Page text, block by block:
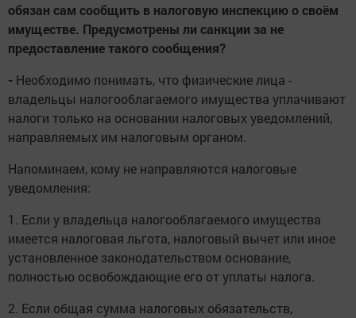
обязан сам сообщить в налоговую инспекцию о своём
имуществе. Предусмотрены ли санкции за не
предоставление такого сообщения?
- Необходимо понимать, что физические лица -
владельцы налогооблагаемого имущества уплачивают
налоги только на основании налоговых уведомлений,
направляемых им налоговым органом.
Напоминаем, кому не направляются налоговые
уведомления:
1. Если у владельца налогооблагаемого имущества
имеется налоговая льгота, налоговый вычет или иное
установленное законодательством основание,
полностью освобождающие его от уплаты налога.
2. Если общая сумма налоговых обязательств,